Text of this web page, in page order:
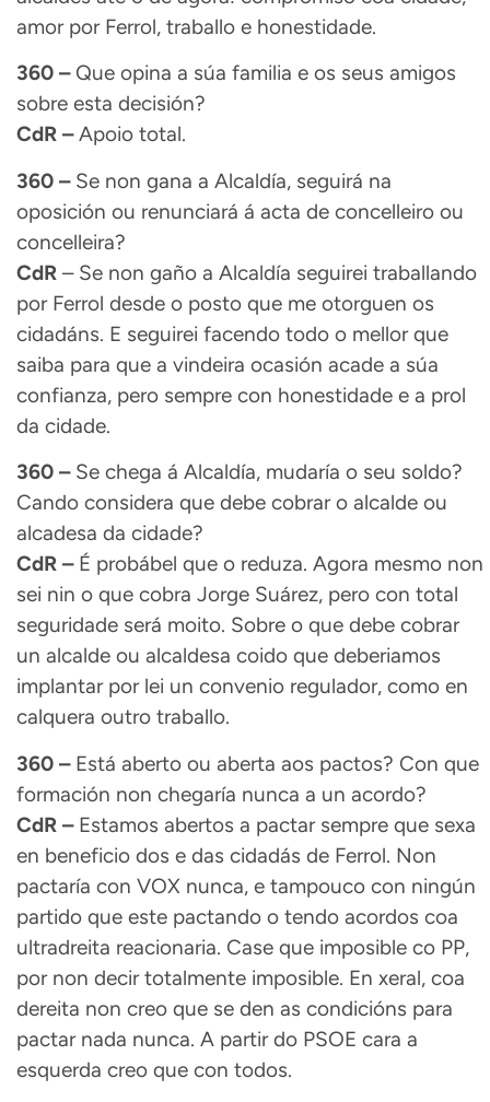
amor por Ferrol, traballo e honestidade.
360 –Que opina a súa familia e os seus amigos
sobre esta decisión?
CdR –Apoio total.
360 –Se non gana a Alcaldía, seguirá na
oposición ou renunciará á acta de concelleiro ou
concelleira?
CdR – Se non gaño a Alcaldía seguirei traballando
por Ferrol desde o posto que me otorguen os
cidadáns. E seguirei facendo todo o mellor que
saiba para que a vindeira ocasión acade a súa
confianza, pero sempre con honestidade e a prol
da cidade.
360 –Se chega á Alcaldía, mudaría o seu soldo?
Cando considera que debe cobrar o alcalde ou
alcadesa da cidade?
CdR –É probábel que o reduza. Agora mesmo non
sei nin o que cobra Jorge Suárez, pero con total
seguridade será moito. Sobre o que debe cobrar
un alcalde ou alcaldesa coido que deberiamos
implantar por lei un convenio regulador, como en
calquera outro traballo.
360 –Está aberto ou aberta aos pactos? Con que
formación non chegaría nunca a un acordo?
CdR –Estamos abertos a pactar sempre que sexa
en beneficio dos e das cidadás de Ferrol. Non
pactaría con VOX nunca, e tampouco con ningún
partido que este pactando o tendo acordos coa
ultradreita reacionaria. Case que imposible co PP,
por non decir totalmente imposible. En xeral, coa
dereita non creo que se den as condicións para
pactar nada nunca. A partir do PSOE cara a
esquerda creo que con todos.